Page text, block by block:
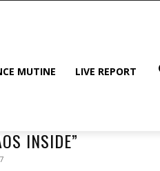
MUTINE LIVE REPORT
INSIDE”